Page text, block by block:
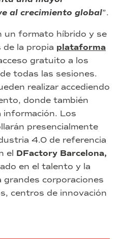
al crecimiento global”.
un formato híbrido y se
la propia plataforma
gratuito a los
todas las sesiones.
realizar accediendo
donde también
información. Los
presencialmente
4.0 de referencia
el DFactory Barcelona,
en el talento y la
grandes corporaciones
centros de innovación